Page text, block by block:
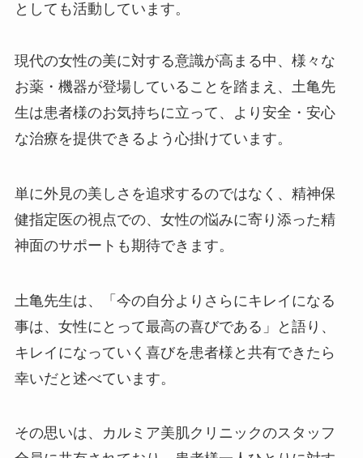
としても活動しています。
現代の女性の美に対する意識が高まる中、様々な
お薬・機器が登場していることを踏まえ、土亀先
生は患者様のお気持ちに立って、より安全・安心
な治療を提供できるよう心掛けています。
単に外見の美しさを追求するのではなく、精神保
健指定医の視点での、女性の悩みに寄り添った精
神面のサポートも期待できます。
土亀先生は、「今の自分よりさらにキレイになる
事は、女性にとって最高の喜びである」と語り、
キレイになっていく喜びを患者様と共有できたら
幸いだと述べています。
その思いは、カルミア美肌クリニックのスタッフ